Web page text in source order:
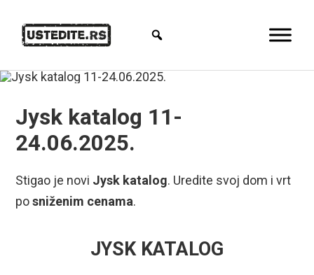
Jysk katalog 11-
24.06.2025.
Stigao je novi Jysk katalog. Uredite svoj dom i vrt
posniženim cenama.
JYSK KATALOG